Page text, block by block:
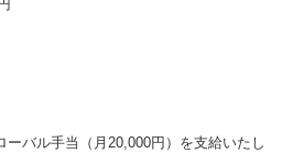
ーバル手当（月20,000円）を支給いたし